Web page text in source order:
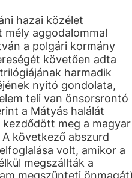
hazai közélet
mély aggodalommal
a polgári kormány
követően adta
harmadik
nyitó gondolata,
teli van önsorsrontó
a Mátyás halálát
meg a magyar
következő abszurd
volt, amikor a
megszállták a
megszünteti